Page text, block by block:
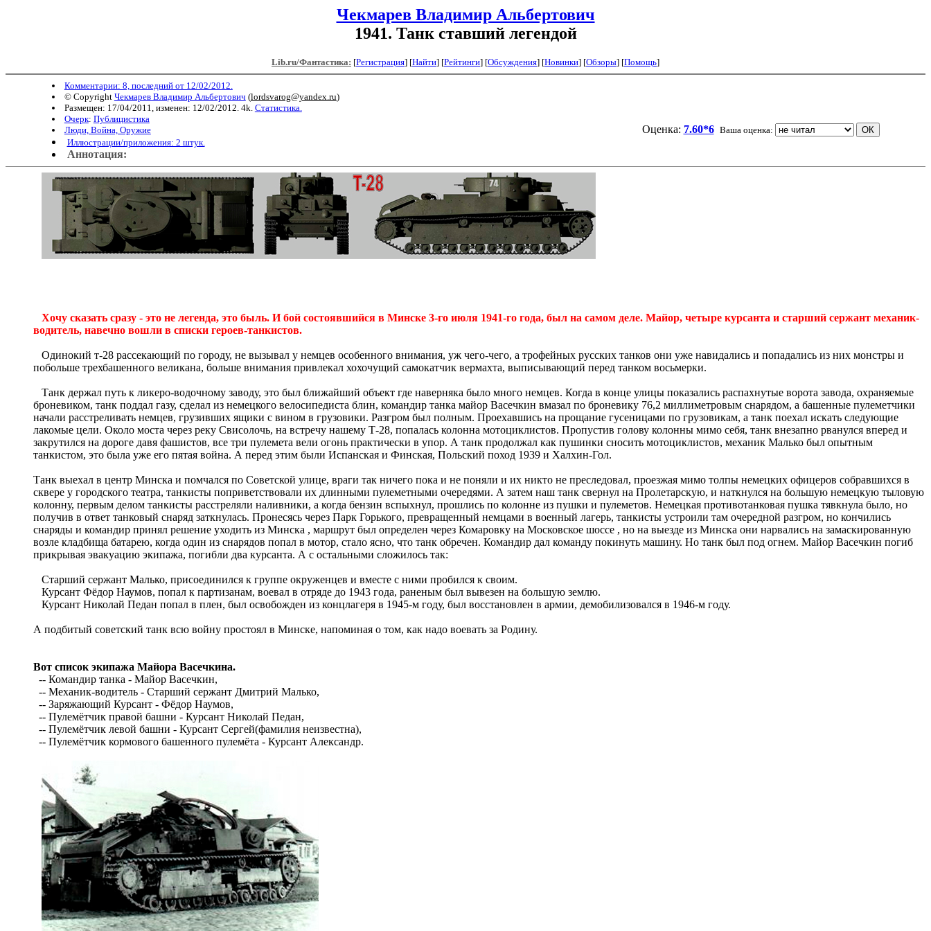
Чекмарев Владимир Альбертович
1941. Танк ставший легендой
Lib.ru/Фантастика: [Регистрация] [Найти] [Рейтинги] [Обсуждения] [Новинки] [Обзоры] [Помощь]
Комментарии: 8, последний от 12/02/2012.
© Copyright Чекмарев Владимир Альбертович (lordsvarog@yandex.ru)
Размещен: 17/04/2011, изменен: 12/02/2012. 4k. Статистика.
Очерк: Публицистика
Люди, Война, Оружие
Иллюстрации/приложения: 2 штук.
Оценка: 7.60*6 Ваша оценка:
Аннотация:
Хочу сказать сразу - это не легенда, это быль. И бой состоявшийся в Минске 3-го июля 1941-го года, был на самом деле. Майор, четыре курсанта и старший сержант механик-
водитель, навечно вошли в списки героев-танкистов.
Одинокий т-28 рассекающий по городу, не вызывал у немцев особенного внимания, уж чего-чего, а трофейных русских танков они уже навидались и попадались из них монстры и
побольше трехбашенного великана, больше внимания привлекал хохочущий самокатчик вермахта, выписывающий перед танком восьмерки.
Танк держал путь к ликеро-водочному заводу, это был ближайший объект где наверняка было много немцев. Когда в конце улицы показались распахнутые ворота завода, охраняемые
броневиком, танк поддал газу, сделал из немецкого велосипедиста блин, командир танка майор Васечкин вмазал по броневику 76,2 миллиметровым снарядом, а башенные пулеметчики
начали расстреливать немцев, грузивших ящики с вином в грузовики. Разгром был полным. Проехавшись на прощание гусеницами по грузовикам, а танк поехал искать следующие
лакомые цели. Около моста через реку Свисолочь, на встречу нашему Т-28, попалась колонна мотоциклистов. Пропустив голову колонны мимо себя, танк внезапно рванулся вперед и
закрутился на дороге давя фашистов, все три пулемета вели огонь практически в упор. А танк продолжал как пушинки сносить мотоциклистов, механик Малько был опытным
танкистом, это была уже его пятая война. А перед этим были Испанская и Финская, Польский поход 1939 и Халхин-Гол.
Танк выехал в центр Минска и помчался по Советской улице, враги так ничего пока и не поняли и их никто не преследовал, проезжая мимо толпы немецких офицеров собравшихся в
сквере у городского театра, танкисты поприветствовали их длинными пулеметными очередями. А затем наш танк свернул на Пролетарскую, и наткнулся на большую немецкую тыловую
колонну, первым делом танкисты расстреляли наливники, а когда бензин вспыхнул, прошлись по колонне из пушки и пулеметов. Немецкая противотанковая пушка тявкнула было, но
получив в ответ танковый снаряд заткнулась. Пронесясь через Парк Горького, превращенный немцами в военный лагерь, танкисты устроили там очередной разгром, но кончились
снаряды и командир принял решение уходить из Минска , маршрут был определен через Комаровку на Московское шоссе , но на выезде из Минска они нарвались на замаскированную
возле кладбища батарею, когда один из снарядов попал в мотор, стало ясно, что танк обречен. Командир дал команду покинуть машину. Но танк был под огнем. Майор Васечкин погиб
прикрывая эвакуацию экипажа, погибли два курсанта. А с остальными сложилось так:
Старший сержант Малько, присоединился к группе окруженцев и вместе с ними пробился к своим.
Курсант Фёдор Наумов, попал к партизанам, воевал в отряде до 1943 года, раненым был вывезен на большую землю.
Курсант Николай Педан попал в плен, был освобожден из концлагеря в 1945-м году, был восстановлен в армии, демобилизовался в 1946-м году.
А подбитый советский танк всю войну простоял в Минске, напоминая о том, как надо воевать за Родину.
Вот список экипажа Майора Васечкина.
-- Командир танка - Майор Васечкин,
-- Механик-водитель - Старший сержант Дмитрий Малько,
-- Заряжающий Курсант - Фёдор Наумов,
-- Пулемётчик правой башни - Курсант Николай Педан,
-- Пулемётчик левой башни - Курсант Сергей(фамилия неизвестна),
-- Пулемётчик кормового башенного пулемёта - Курсант Александр.